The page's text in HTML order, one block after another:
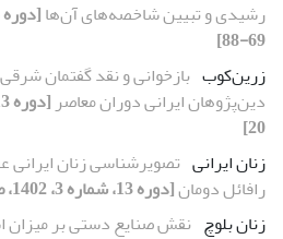
رشیدی و تبیین شاخصه‌های آن‌ها
69-88]
زرین‌‌کوب بازخوانی و نقد گفتمان
دین‌پژوهان ایرانی دوران معاصر
20]
زنان ایرانی تصویرشناسی زنان
رافائل دومان[دوره 13، شماره 3، 1402، صفحه 41-59]
زنان بلوچ نقش صنایع‏ دستی بر میزان